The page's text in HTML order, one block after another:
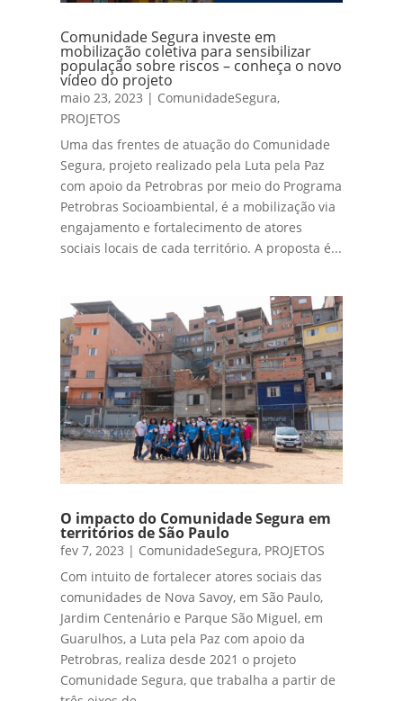
Comunidade Segura investe em
mobilização coletiva para sensibilizar
população sobre riscos – conheça o novo
vídeo do projeto
maio 23, 2023 | ComunidadeSegura,
PROJETOS
Uma das frentes de atuação do Comunidade
Segura, projeto realizado pela Luta pela Paz
com apoio da Petrobras por meio do Programa
Petrobras Socioambiental, é a mobilização via
engajamento e fortalecimento de atores
sociais locais de cada território. A proposta é...
O impacto do Comunidade Segura em
territórios de São Paulo
fev 7, 2023 | ComunidadeSegura, PROJETOS
Com intuito de fortalecer atores sociais das
comunidades de Nova Savoy, em São Paulo,
Jardim Centenário e Parque São Miguel, em
Guarulhos, a Luta pela Paz com apoio da
Petrobras, realiza desde 2021 o projeto
Comunidade Segura, que trabalha a partir de